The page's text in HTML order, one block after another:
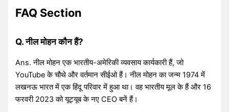
FAQ Section
Q. नील मोहन कौन हैं?
Ans. नील मोहन एक भारतीय-अमेरिकी व्यवसाय कार्यकारी हैं, जो
YouTube के चौथे और वर्तमान सीईओ हैं। नील मोहन का जन्म 1974 में
लखनऊ भारत में एक हिंदू परिवार में हुआ था। वह भारतीय मूल के हैं और 16
फरवरी 2023 को यूट्यूब के नए CEO बनें हैं।